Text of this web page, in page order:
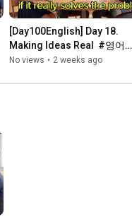
[Day100English] Day 18.
Making Ideas Real  #영어회
화 #국제교류 #팀프로젝트
No views • 2 weeks ago